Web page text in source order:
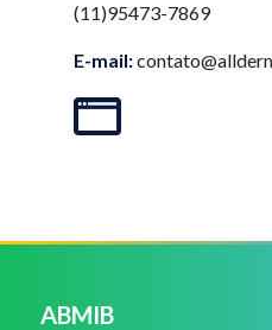
(11)95473-7869
E-mail:
ABMIB